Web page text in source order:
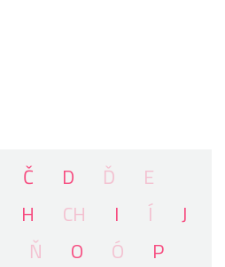
Č D Ď
E
H CH I Í
J
Ň O Ó
P